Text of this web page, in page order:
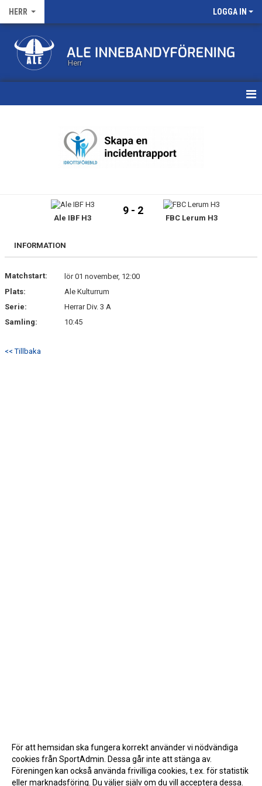
HERR LOGGA IN
Herr
DOKUMENT
Ale IBF H3
9 - 2
FBC Lerum H3
INFORMATION
Matchstart:
lör 01 november, 12:00
Plats:
Ale Kulturrum
Serie:
Herrar Div. 3 A
Samling:
10:45
<< Tillbaka
För att hemsidan ska fungera korrekt använder vi nödvändiga
cookies från SportAdmin. Dessa går inte att stänga av.
Föreningen kan också använda frivilliga cookies, t.ex. för statistik
eller marknadsföring. Du väljer själv om du vill acceptera dessa.